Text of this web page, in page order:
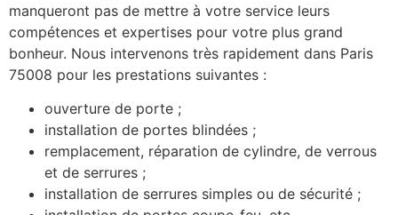
manqueront pas de mettre à votre service leurs
compétences et expertises pour votre plus grand
bonheur. Nous intervenons très rapidement dans Paris
75008 pour les prestations suivantes :
ouverture de porte ;
installation de portes blindées ;
remplacement, réparation de cylindre, de verrous
et de serrures ;
installation de serrures simples ou de sécurité ;